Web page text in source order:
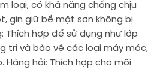
loại, có khả năng chống chịu
gìn giữ bề mặt sơn không bị
Thích hợp để sử dụng như lớp
trí và bảo vệ các loại máy móc,
hải: Thích hợp cho môi